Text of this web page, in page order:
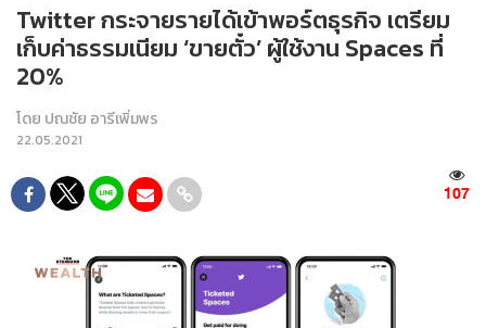
Twitter กระจายรายได้เข้าพอร์ตธุรกิจ เตรียม
เก็บค่าธรรมเนียม ‘ขายตั๋ว’ ผู้ใช้งาน Spaces ที่
20%
โดย ปณชัย อารีเพิ่มพร
22.05.2021
107